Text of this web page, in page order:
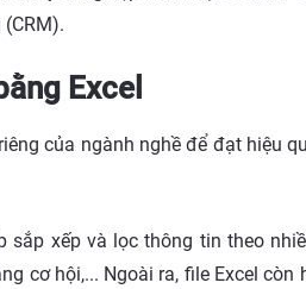
Excel
của ngành nghề để đạt hiệu
sắp xếp và lọc thông tin theo
cơ hội,... Ngoài ra, file Excel